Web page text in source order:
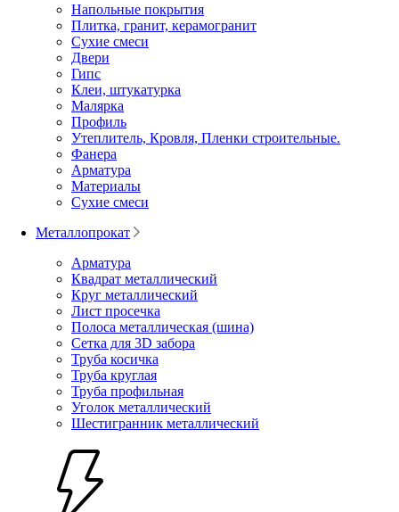
Напольные покрытия
Плитка, гранит, керамогранит
Сухие смеси
Двери
Гипс
Клеи, штукатурка
Малярка
Профиль
Утеплитель, Кровля, Пленки строительные.
Фанера
Арматура
Материалы
Сухие смеси
Металлопрокат
Арматура
Квадрат металлический
Круг металлический
Лист просечка
Полоса металлическая (шина)
Сетка для 3D забора
Труба косичка
Труба круглая
Труба профильная
Уголок металлический
Шестигранник металлический